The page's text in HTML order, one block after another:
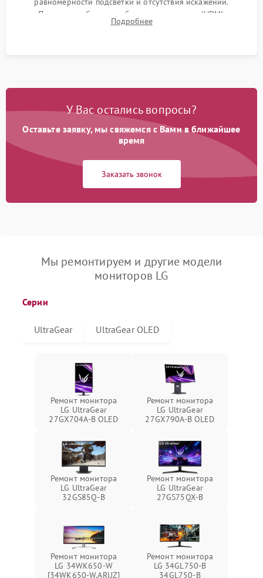
Проверка работоспособности всех портов (HDMI,
DisplayPort, VGA) и кнопок управления под нагрузкой в
Подробнее
У Вас остались вопросы?
Оставьте заявку, мы свяжемся с Вами в ближайшее
время
Заказать звонок
Мы ремонтируем и другие модели
мониторов LG
Серии
UltraGear UltraGear OLED
Ремонт монитора
LG UltraGear
27GX704A-B OLED
Ремонт монитора
LG UltraGear
27GX790A-B OLED
Ремонт монитора
LG UltraGear
32GS85Q-B
Ремонт монитора
LG UltraGear
27GS75QX-B
Ремонт монитора
LG 34WK650-W
[34WK650-W.ARUZ]
Ремонт монитора
LG 34GL750-B
34GL750-B